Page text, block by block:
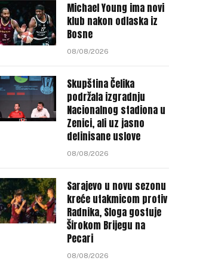
Michael Young ima novi
klub nakon odlaska iz
Bosne
08/08/2026
Skupština Čelika
podržala izgradnju
Nacionalnog stadiona u
Zenici, ali uz jasno
definisane uslove
08/08/2026
Sarajevo u novu sezonu
kreće utakmicom protiv
Radnika, Sloga gostuje
Širokom Brijegu na
Pecari
08/08/2026